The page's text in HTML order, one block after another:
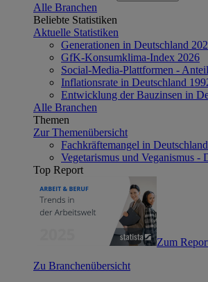
Alle Branchen
Beliebte Statistiken
Aktuelle Statistiken
Generationen in Deutschland
GfK-Konsumklima-Index 2026
Social-Media-Plattformen -
Inflationsrate in Deutschland
Entwicklung der Bauzinsen in
Alle Branchen
Themen
Zur Themenübersicht
Fachkräftemangel in
Vegetarismus und Veganismus -
Top Report
Zum
Zu Branchenübersicht